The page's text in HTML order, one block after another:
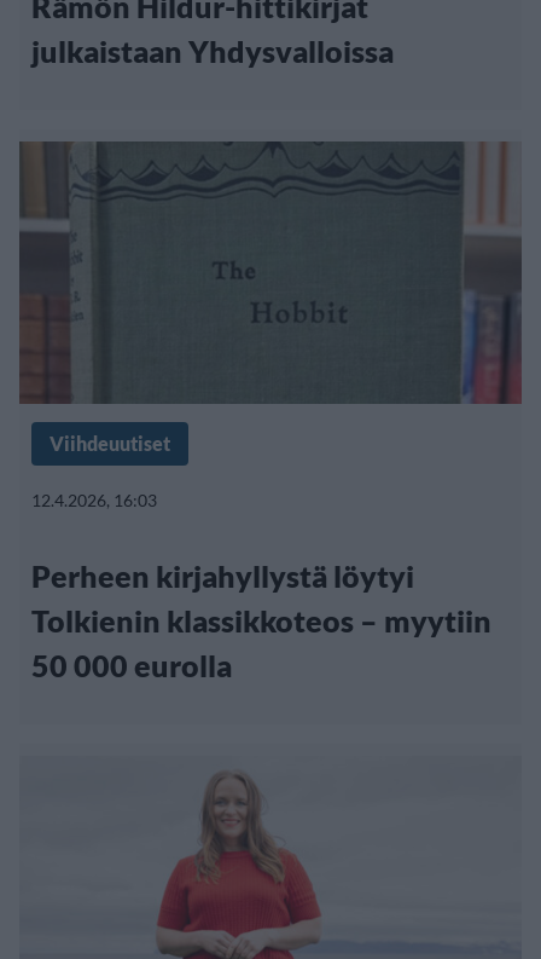
julkaistaan Yhdysvalloissa
Viihdeuutiset
12.4.2026, 16:03
Perheen kirjahyllystä löytyi
Tolkienin klassikkoteos – myytiin
50 000 eurolla